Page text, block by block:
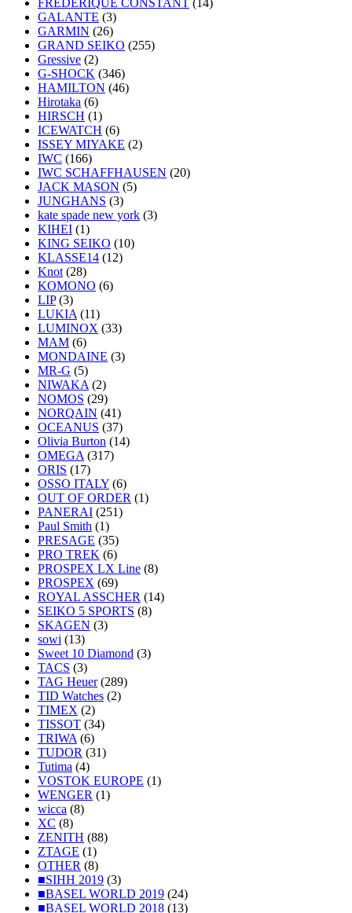
FREDERIQUE CONSTANT (14)
GALANTE (3)
GARMIN (26)
GRAND SEIKO (255)
Gressive (2)
G-SHOCK (346)
HAMILTON (46)
Hirotaka (6)
HIRSCH (1)
ICEWATCH (6)
ISSEY MIYAKE (2)
IWC (166)
IWC SCHAFFHAUSEN (20)
JACK MASON (5)
JUNGHANS (3)
kate spade new york (3)
KIHEI (1)
KING SEIKO (10)
KLASSE14 (12)
Knot (28)
KOMONO (6)
LIP(3)
LUKIA (11)
LUMINOX (33)
MAM (6)
MONDAINE (3)
MR-G (5)
NIWAKA (2)
NOMOS (29)
NORQAIN (41)
OCEANUS (37)
Olivia Burton (14)
OMEGA (317)
ORIS (17)
OSSO ITALY (6)
OUT OF ORDER (1)
PANERAI (251)
Paul Smith (1)
PRESAGE (35)
PRO TREK (6)
PROSPEX LX Line (8)
PROSPEX (69)
ROYAL ASSCHER (14)
SEIKO 5 SPORTS (8)
SKAGEN (3)
sowi (13)
Sweet 10 Diamond (3)
TACS (3)
TAG Heuer(289)
TID Watches (2)
TIMEX (2)
TISSOT (34)
TRIWA (6)
TUDOR (31)
Tutima (4)
VOSTOK EUROPE (1)
WENGER (1)
wicca (8)
XC (8)
ZENITH (88)
ZTAGE (1)
OTHER (8)
■SIHH 2019 (3)
■BASEL WORLD 2019 (24)
■BASEL WORLD 2018 (13)